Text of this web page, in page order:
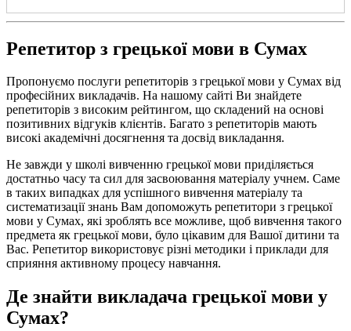
Репетитор з грецької мови в Сумах
Пропонуємо послуги репетиторів з грецької мови у Сумах від
професійних викладачів. На нашому сайті Ви знайдете
репетиторів з високим рейтингом, що складений на основі
позитивних відгуків клієнтів. Багато з репетиторів мають
високі академічні досягнення та досвід викладання.
Не завжди у школі вивченню грецької мови приділяється
достатньо часу та сил для засвоювання матеріалу учнем. Саме
в таких випадках для успішного вивчення матеріалу та
систематизації знань Вам допоможуть репетитори з грецької
мови у Сумах, які зроблять все можливе, щоб вивчення такого
предмета як грецької мови, було цікавим для Вашої дитини та
Вас. Репетитор використовує різні методики і приклади для
сприяння активному процесу навчання.
Де знайти викладача грецької мови у
Сумах?